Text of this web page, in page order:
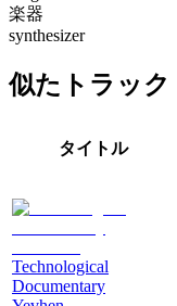
楽器
synthesizer
似たトラック
タイトル
Technological
Documentary